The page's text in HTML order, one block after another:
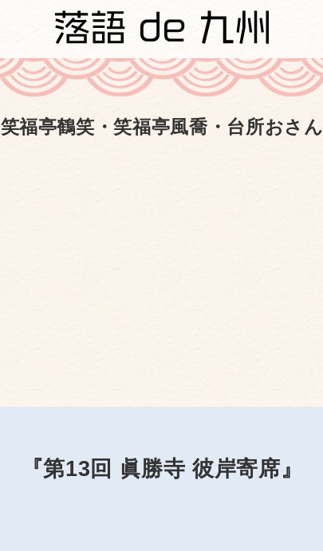
笑福亭鶴笑・笑福亭風喬・台所おさん
『第13回 眞勝寺 彼岸寄席』